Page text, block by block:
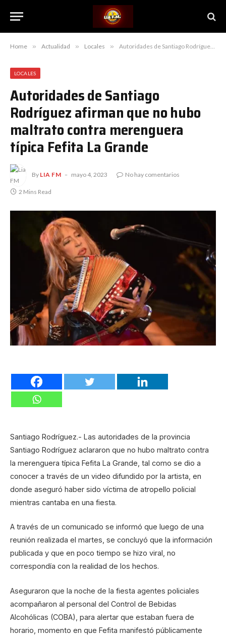
Home » Actualidad » Locales » Autoridades de Santiago Rodríguez afirman que no hubo maltrato contra merenguera típica Fefita La Grande
LOCALES
Autoridades de Santiago
Rodríguez afirman que no hubo
maltrato contra merenguera
típica Fefita La Grande
By LIA FM mayo 4, 2023 No hay comentarios
2 Mins Read
Santiago Rodríguez.- Las autoridades de la provincia
Santiago Rodríguez aclararon que no hubo maltrato contra
la merenguera típica Fefita La Grande, tal como se dio a
conocer a través de un video difundido por la artista, en
donde aseguró haber sido víctima de atropello policial
mientras cantaba en una fiesta.
A través de un comunicado se informó que luego de una
reunión realizada el martes, se concluyó que la información
publicada y que en poco tiempo se hizo viral, no
correspondía con la realidad de los hechos.
Aseguraron que la noche de la fiesta agentes policiales
acompañaron al personal del Control de Bebidas
Alcohólicas (COBA), para alertar que estaban fuera de
horario, momento en que Fefita manifestó públicamente